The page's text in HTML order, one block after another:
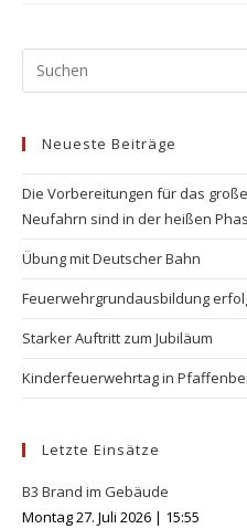
Neueste Beiträge
Die Vorbereitungen für das
Neufahrn sind in der heißen
Übung mit Deutscher Bahn
Feuerwehrgrundausbildung
Starker Auftritt zum Jubiläum
Kinderfeuerwehrtag in
Letzte Einsätze
B3 Brand im Gebäude
Montag 27. Juli 2026 | 15:55